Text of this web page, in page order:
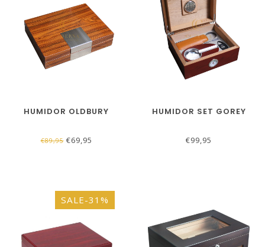
HUMIDOR OLDBURY
€89,95€69,95
HUMIDOR SET GOREY
€99,95
SALE-31%